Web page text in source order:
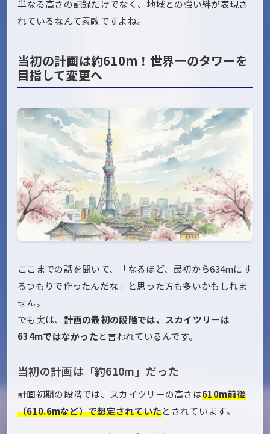
単なる高さの記録だけでなく、地域との強い絆が表現さ
れているなんて素敵ですよね。
当初の計画は約610m！世界一のタワーを
目指して変更へ
ここまでの話を聞いて、「なるほど、最初から634mにす
るつもりで作ったんだな」と思った方も多いかもしれま
せん。
でも実は、 計画の最初の段階では、スカイツリーは
634mではなかったと言われているんです。
当初の計画は「約610m」だった
計画初期の段階では、スカイツリーの高さは610m前後
（610.6mなど）で想定されていたとされています。